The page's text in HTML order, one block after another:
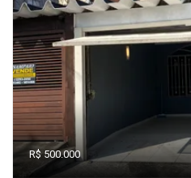
R$ 500.000